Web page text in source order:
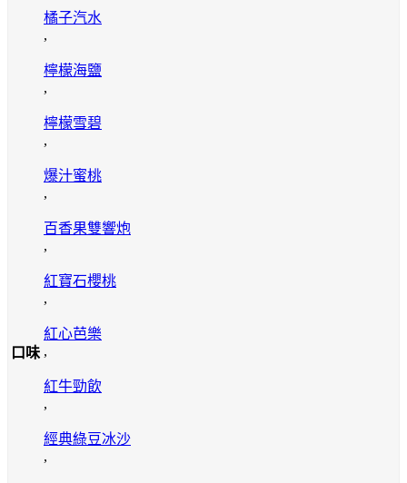
口味
橘子汽水
,
檸檬海鹽
,
檸檬雪碧
,
爆汁蜜桃
,
百香果雙響炮
,
紅寶石櫻桃
,
紅心芭樂
,
紅牛勁飲
,
經典綠豆冰沙
,